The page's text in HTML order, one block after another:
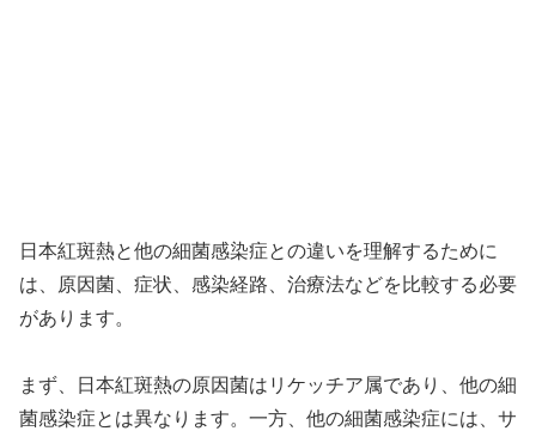
日本紅斑熱と他の細菌感染症との違いを理解するために
は、原因菌、症状、感染経路、治療法などを比較する必要
があります。
まず、日本紅斑熱の原因菌はリケッチア属であり、他の細
菌感染症とは異なります。一方、他の細菌感染症には、サ